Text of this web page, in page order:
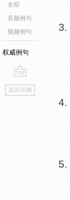
全部
音频例句
视频例句
权威例句
go
top
返回词典